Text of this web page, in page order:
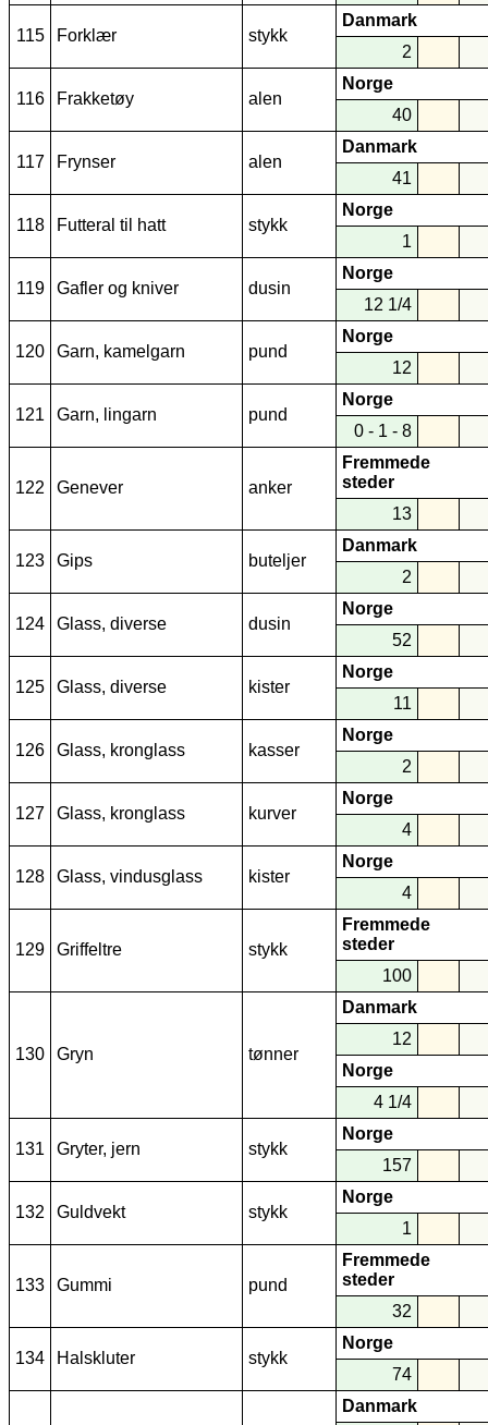
115 Forklær stykk
Danmark
2
116 Frakketøy alen
Norge
40
117 Frynser alen
Danmark
41
118 Futteral til hatt stykk
Norge
1
119 Gafler og kniver dusin
Norge
12 1/4
120 Garn, kamelgarn pund
Norge
12
121 Garn, lingarn pund
Norge
0 - 1 - 8
122 Genever anker
Fremmede
steder
13
123 Gips buteljer
Danmark
2
124 Glass, diverse dusin
Norge
52
125 Glass, diverse kister
Norge
11
126 Glass, kronglass kasser
Norge
2
127 Glass, kronglass kurver
Norge
4
128 Glass, vindusglass kister
Norge
4
129 Griffeltre stykk
Fremmede
steder
100
130 Gryn tønner
Danmark
12
Norge
4 1/4
131 Gryter, jern stykk
Norge
157
132 Guldvekt stykk
Norge
1
133 Gummi pund
Fremmede
steder
32
134 Halskluter stykk
Norge
74
Danmark